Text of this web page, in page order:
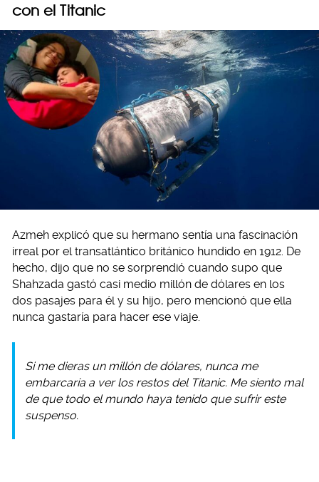
con el Titanic
Azmeh explicó que su hermano sentía una fascinación
irreal por el transatlántico británico hundido en 1912. De
hecho, dijo que no se sorprendió cuando supo que
Shahzada gastó casi medio millón de dólares en los
dos pasajes para él y su hijo, pero mencionó que ella
nunca gastaría para hacer ese viaje.
Si me dieras un millón de dólares, nunca me
embarcaría a ver los restos del Titanic. Me siento mal
de que todo el mundo haya tenido que sufrir este
suspenso.